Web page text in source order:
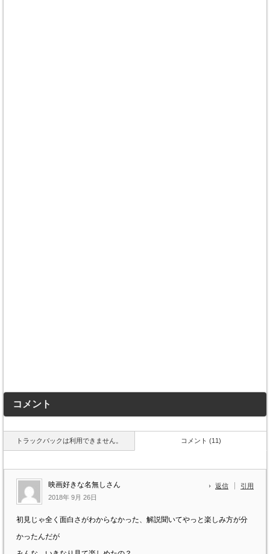
コメント
トラックバックは利用できません。 コメント (11)
映画好きな名無しさん
2018年 9月 26日
返信 引用
初見じゃ全く面白さがわからなかった、解説聞いてやっと楽しみ方が分
かったんだが